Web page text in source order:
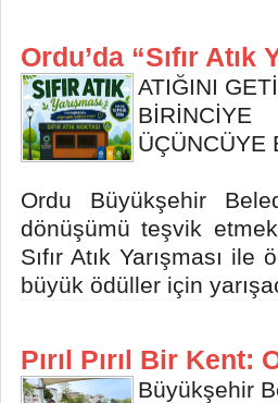
Ordu’da “Sıfır Atık
ATIĞINI
ÜÇÜNCÜYE
Ordu Büyükşehir
dönüşümü teşvik etmek
Sıfır Atık Yarışması
büyük ödüller için
Pırıl Pırıl Bir Kent:
Büyükşehir